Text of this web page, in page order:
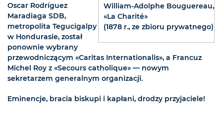
William-Adolphe Bouguereau,
«La Charité»
(1878 r., ze zbioru prywatnego)
Oscar Rodríguez
Maradiaga SDB,
metropolita Tegucigalpy
w Hondurasie, został
ponownie wybrany
przewodniczącym «Caritas Internationalis», a Francuz
Michel Roy z «Secours catholique» — nowym
sekretarzem generalnym organizacji.
Eminencje, bracia biskupi i kapłani, drodzy przyjaciele!